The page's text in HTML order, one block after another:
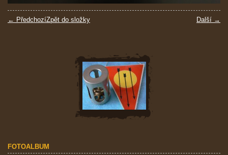
← Předchozí Další →
Zpět do složky
FOTOALBUM